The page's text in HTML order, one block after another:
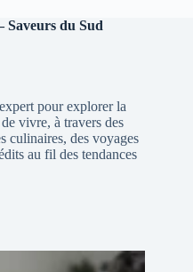
Saveurs du Sud
pour explorer la
vivre, à travers des
culinaires, des voyages
au fil des tendances